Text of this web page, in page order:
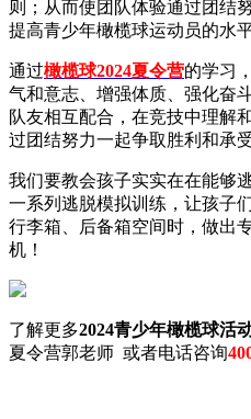
则；从而使团队体验通过团结
提高青少年橄榄球运动员的水
通过橄榄球2024夏令营的学习
气和意志、增强体质、强化奋
队友相互配合，在竞技中理解
过团结努力一起争取胜利和承受
我们要教会孩子实实在在能够
一系列逃脱模拟训练，让孩子
行李箱、后备箱空间时，做出
机！
了解更多2024青少年橄榄球活
夏令营郭老师 或者电话咨询